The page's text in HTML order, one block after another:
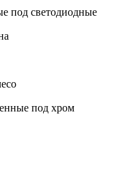
под светодиодные
под хром